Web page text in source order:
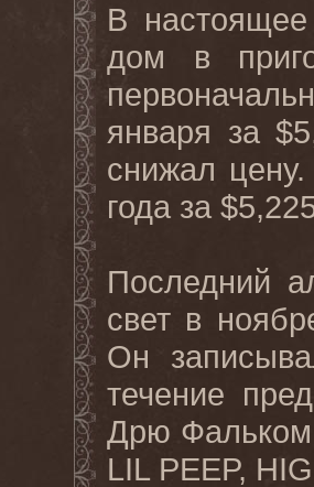
В
дом в
января за
снижал
года за
Последний
свет в
Он
течение
Дрю Фальком
LIL PEEP,